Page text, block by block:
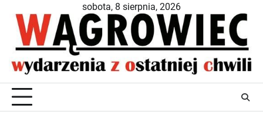
content
sobota, 8 sierpnia, 2026